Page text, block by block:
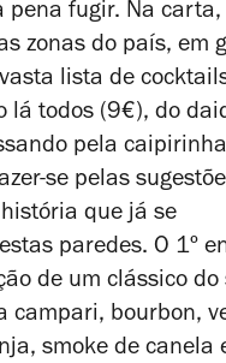
pena fugir. Na
zonas do país, em
lista de
lá todos (9€), do
pela
se pelas
que já se
paredes. O 1º
de um clássico do
campari, bourbon,
smoke de canela